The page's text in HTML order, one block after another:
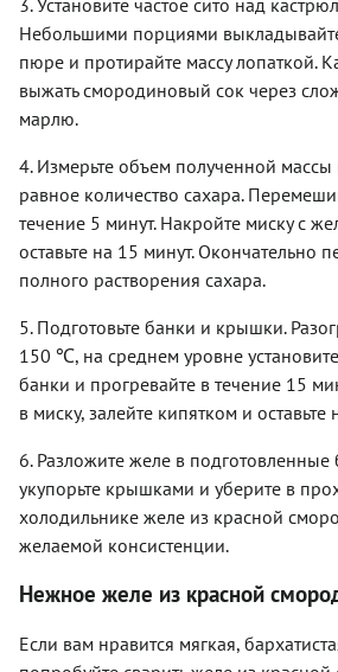
3. Установите частое сито над
Небольшими порциями
пюре и протирайте массу лопаткой.
выжать смородиновый сок через
марлю.
4. Измерьте объем полученной массы
равное количество сахара.
течение 5 минут. Накройте миску с
оставьте на 15 минут. Окончательно
полного растворения сахара.
5. Подготовьте банки и крышки.
150 ℃, на среднем уровне установите
банки и прогревайте в течение 15
в миску, залейте кипятком и оставьте
6. Разложите желе в подготовленные
укупорьте крышками и уберите в
холодильнике желе из красной
желаемой консистенции.
Нежное желе из красной
Если вам нравится мягкая,